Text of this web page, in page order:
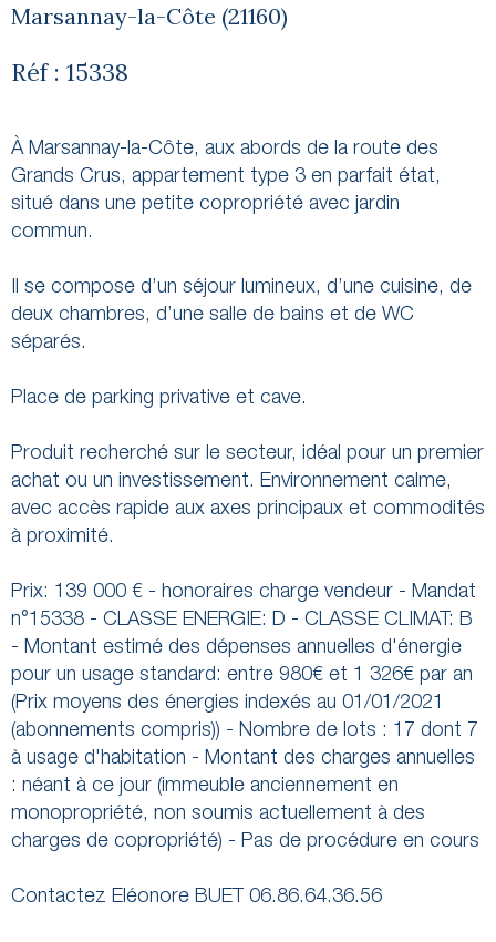
Marsannay-la-Côte (21160)
Réf : 15338
À Marsannay-la-Côte, aux abords de la route des
Grands Crus, appartement type 3 en parfait état,
situé dans une petite copropriété avec jardin
commun.
Il se compose d’un séjour lumineux, d’une cuisine, de
deux chambres, d’une salle de bains et de WC
séparés.
Place de parking privative et cave.
Produit recherché sur le secteur, idéal pour un premier
achat ou un investissement. Environnement calme,
avec accès rapide aux axes principaux et commodités
à proximité.
Prix: 139 000 € - honoraires charge vendeur - Mandat
n°15338 - CLASSE ENERGIE: D - CLASSE CLIMAT: B
- Montant estimé des dépenses annuelles d'énergie
pour un usage standard: entre 980€ et 1 326€ par an
(Prix moyens des énergies indexés au 01/01/2021
(abonnements compris)) - Nombre de lots : 17 dont 7
à usage d'habitation - Montant des charges annuelles
: néant à ce jour (immeuble anciennement en
monopropriété, non soumis actuellement à des
charges de copropriété) - Pas de procédure en cours
Contactez Eléonore BUET 06.86.64.36.56